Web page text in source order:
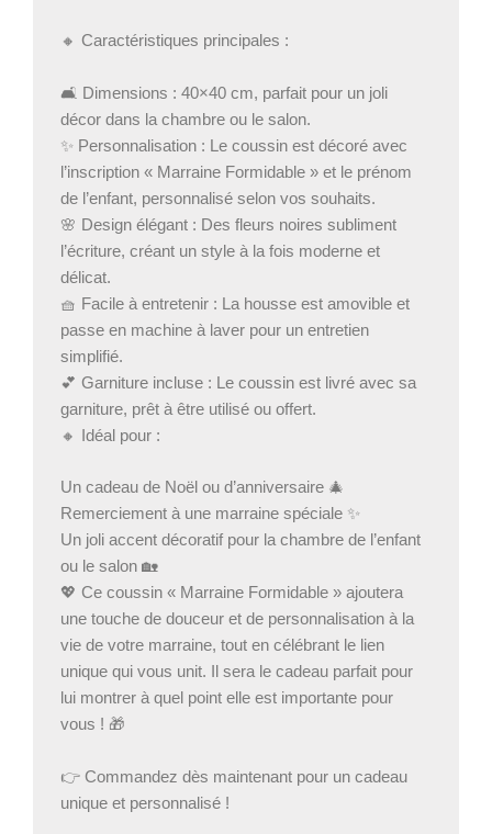
🔸 Caractéristiques principales :
🛋️ Dimensions : 40×40 cm, parfait pour un joli
décor dans la chambre ou le salon.
✨ Personnalisation : Le coussin est décoré avec
l’inscription « Marraine Formidable » et le prénom
de l’enfant, personnalisé selon vos souhaits.
🌸 Design élégant : Des fleurs noires subliment
l’écriture, créant un style à la fois moderne et
délicat.
🧺 Facile à entretenir : La housse est amovible et
passe en machine à laver pour un entretien
simplifié.
💕 Garniture incluse : Le coussin est livré avec sa
garniture, prêt à être utilisé ou offert.
🔸 Idéal pour :
Un cadeau de Noël ou d’anniversaire 🎄
Remerciement à une marraine spéciale ✨
Un joli accent décoratif pour la chambre de l’enfant
ou le salon 🏡
💖 Ce coussin « Marraine Formidable » ajoutera
une touche de douceur et de personnalisation à la
vie de votre marraine, tout en célébrant le lien
unique qui vous unit. Il sera le cadeau parfait pour
lui montrer à quel point elle est importante pour
vous ! 🎁
👉 Commandez dès maintenant pour un cadeau
unique et personnalisé !